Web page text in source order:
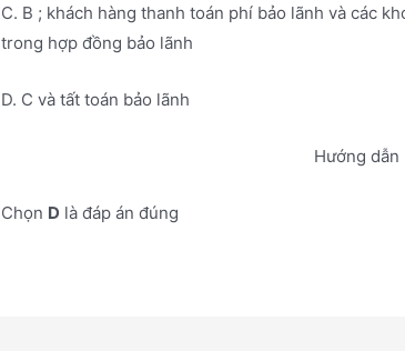
C. B ; khách hàng thanh toán phí bảo lãnh và các
trong hợp đồng bảo lãnh
D. C và tất toán bảo lãnh
Hướng dẫn
Chọn D là đáp án đúng